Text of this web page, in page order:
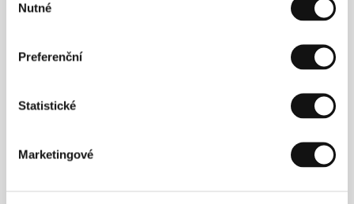
souhlasu
Nutné
Preferenční
Statistické
Marketingové